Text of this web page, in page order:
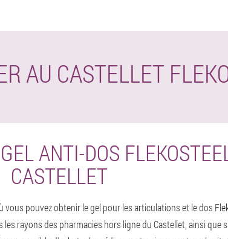
AU CASTELLET
ANTI-DOS
CASTELLET
pouvez obtenir le gel pour les articulations et le dos
rayons des pharmacies hors ligne du Castellet, ainsi que